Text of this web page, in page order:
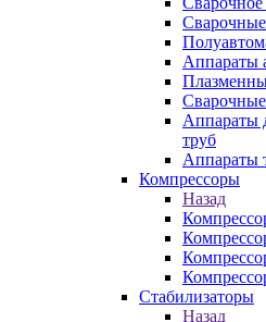
Аппараты
Аппараты
труб
Аппараты
Компрессоры
Назад
Стабилизаторы
Назад